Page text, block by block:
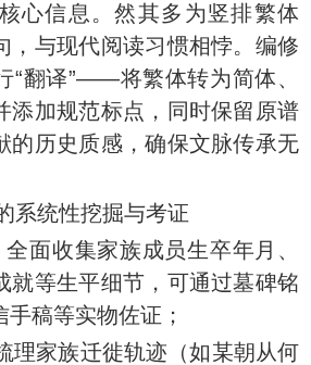
心信息。然其多为竖排繁体
，与现代阅读习惯相悖。编修
“翻译”——将繁体转为简体、
添加规范标点，同时保留原谱
的历史质感，确保文脉传承无
系统性挖掘与考证
面收集家族成员生卒年月、
就等生平细节，可通过墓碑铭
稿等实物佐证；
理家族迁徙轨迹（如某朝从何